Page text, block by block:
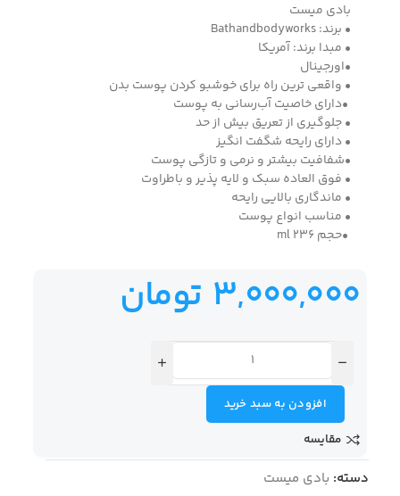
بادی میست
• برند: Bathandbodyworks
• مبدا برند: آمریکا
•اورجینال
• واقعی ترین راه برای خوشبو کردن پوست بدن
•دارای خاصیت آب‌رسانی به پوست
• جلوگیری از تعریق بیش از حد
• دارای رایحه شگفت انگیز
•شفافیت بیشتر و نرمی و تازگی پوست
• فوق العاده سبک و لایه پذیر و باطراوت
• ماندگاری بالایی رایحه
• مناسب انواع پوست
•حجم 236 ml
3,000,000 تومان
افزودن به سبد خرید
مقایسه
دسته: بادی میست